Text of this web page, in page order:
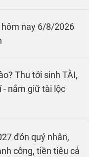
nay 6/8/2026
Thu tới sinh TÀI,
- nắm giữ tài lộc
đón quý nhân,
công, tiền tiêu cả